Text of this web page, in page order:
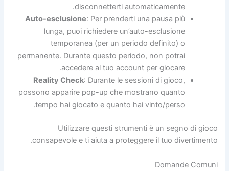
disconnetterti automaticamente.
Auto-esclusione : Per prenderti una pausa più
lunga, puoi richiedere un’auto-esclusione
temporanea (per un periodo definito) o
permanente. Durante questo periodo, non potrai
accedere al tuo account per giocare.
Reality Check : Durante le sessioni di gioco,
possono apparire pop-up che mostrano quanto
tempo hai giocato e quanto hai vinto/perso.
Utilizzare questi strumenti è un segno di gioco
consapevole e ti aiuta a proteggere il tuo divertimento.
Domande Comuni